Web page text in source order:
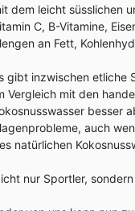
dem leicht süsslichen
C, B-Vitamine,
an Fett,
gibt inzwischen etliche
Vergleich mit den
besser
auch
natürlichen
nur Sportler,